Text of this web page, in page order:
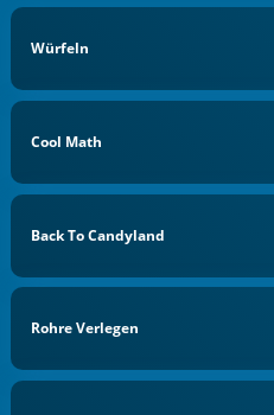
Würfeln
Cool Math
Back To Candyland
Rohre Verlegen